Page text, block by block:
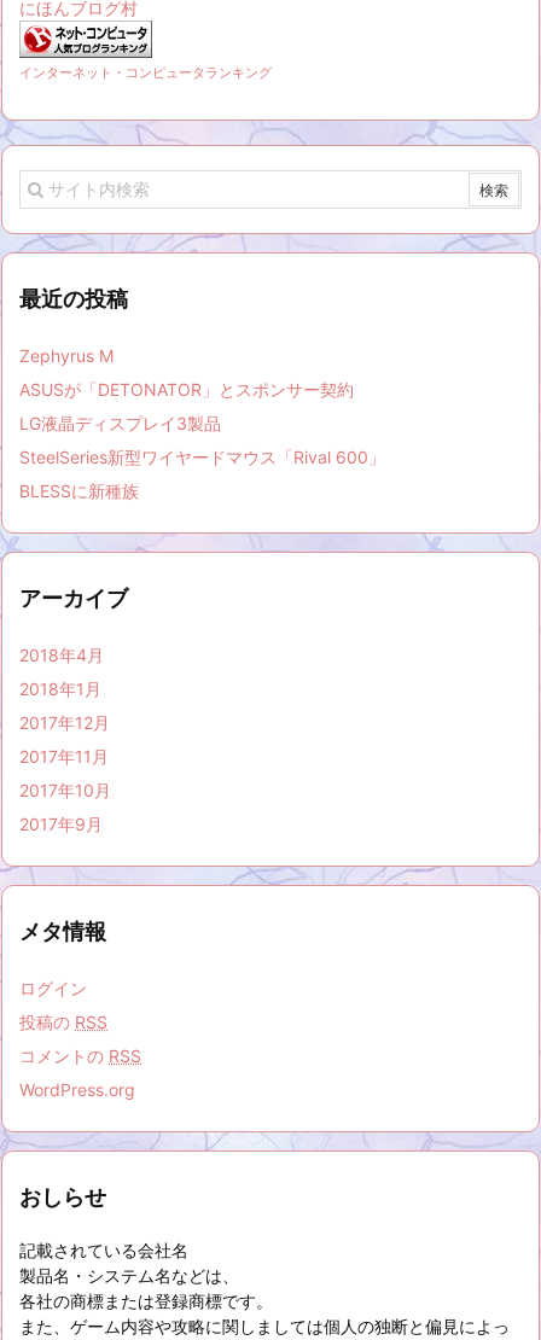
にほんブログ村
インターネット・コンピュータランキング
最近の投稿
Zephyrus M
ASUSが「DETONATOR」とスポンサー契約
LG液晶ディスプレイ3製品
SteelSeries新型ワイヤードマウス「Rival 600」
BLESSに新種族
アーカイブ
2018年4月
2018年1月
2017年12月
2017年11月
2017年10月
2017年9月
メタ情報
ログイン
投稿の RSS
コメントの RSS
WordPress.org
おしらせ
記載されている会社名
製品名・システム名などは、
各社の商標または登録商標です。
また、ゲーム内容や攻略に関しましては個人の独断と偏見によっ